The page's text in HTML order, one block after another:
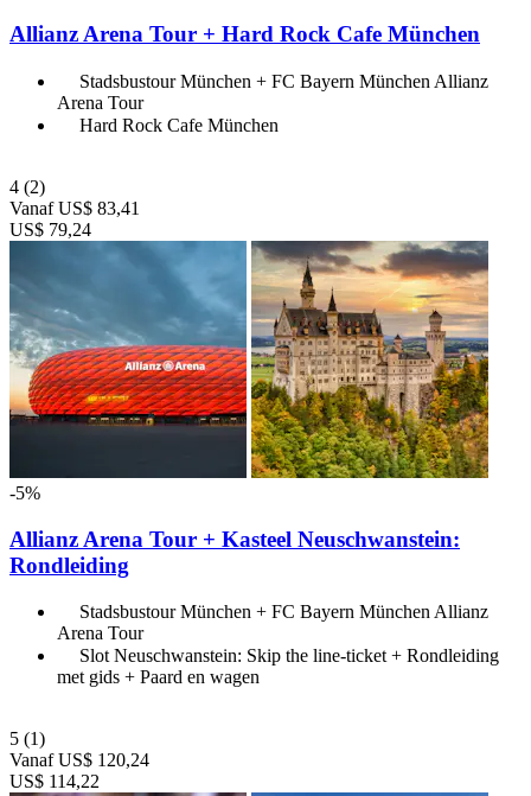
Allianz Arena Tour + Hard Rock Cafe München
Stadsbustour München + FC Bayern München Allianz
Arena Tour
Hard Rock Cafe München
4 (2)
Vanaf US$ 83,41
US$ 79,24
-5%
Allianz Arena Tour + Kasteel Neuschwanstein:
Rondleiding
Stadsbustour München + FC Bayern München Allianz
Arena Tour
Slot Neuschwanstein: Skip the line-ticket + Rondleiding
met gids + Paard en wagen
5 (1)
Vanaf US$ 120,24
US$ 114,22